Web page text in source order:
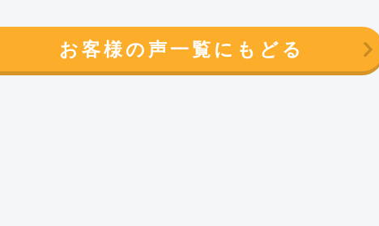
お客様の声一覧にもどる